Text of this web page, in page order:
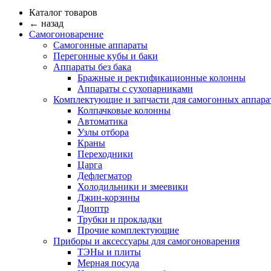
Каталог товаров
← назад
Самогоноварение
Самогонные аппараты
Перегонные кубы и баки
Аппараты без бака
Бражные и ректификационные колонны
Аппараты с сухопарниками
Комплектующие и запчасти для самогонных
Колпачковые колонны
Автоматика
Узлы отбора
Краны
Переходники
Царга
Дефлегматор
Холодильники и змеевики
Джин-корзины
Диоптр
Трубки и прокладки
Прочие комплектующие
Приборы и аксессуары для самогоноварения
ТЭНы и плиты
Мерная посуда